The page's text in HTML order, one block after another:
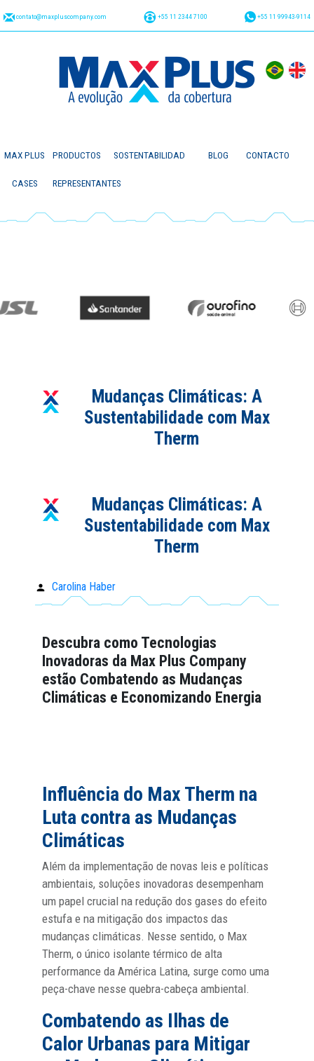
contato@maxpluscompany.com +55 11 2344 7100 +55 11 99943-9114
MAX PLUS PRODUCTOS SOSTENTABILIDAD BLOG CONTACTO
CASES REPRESENTANTES
Mudanças Climáticas: A
Sustentabilidade com Max
Therm
Mudanças Climáticas: A
Sustentabilidade com Max
Therm
Publicado
Carolina Haber
Descubra como Tecnologias
Inovadoras da Max Plus Company
estão Combatendo as Mudanças
Climáticas e Economizando Energia
Influência do Max Therm na
Luta contra as Mudanças
Climáticas
Além da implementação de novas leis e políticas
ambientais, soluções inovadoras desempenham
um papel crucial na redução dos gases do efeito
estufa e na mitigação dos impactos das
mudanças climáticas. Nesse sentido, o Max
Therm, o único isolante térmico de alta
performance da América Latina, surge como uma
peça-chave nesse quebra-cabeça ambiental.
Combatendo as Ilhas de
Calor Urbanas para Mitigar